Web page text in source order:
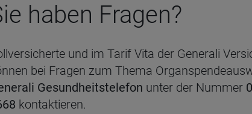
haben Fra­gen?
und im Tarif Vita der Generali
bei Fragen zum Thema
Gesundheitstelefon unter der Nummer
kontaktieren.